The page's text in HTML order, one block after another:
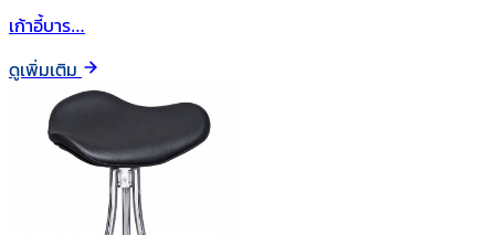
เก้าอี้บาร…
ดูเพิ่มเติม